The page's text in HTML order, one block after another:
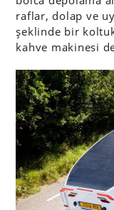
raflar, dolap ve
şeklinde bir
kahve makinesi